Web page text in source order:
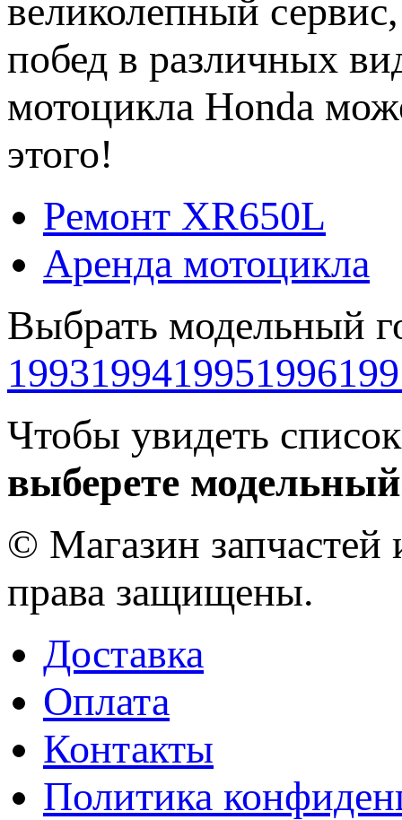
великолепный
побед в различных
мотоцикла Honda
этого!
Ремонт XR650L
Аренда мотоцикла
Выбрать модельный
1993199419951996
Чтобы увидеть
выберете
© Магазин
права защищены.
Доставка
Оплата
Контакты
Политика